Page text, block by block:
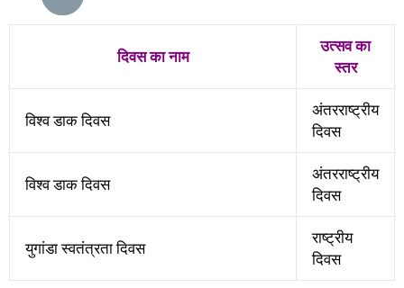
दिवस का नाम
उत्सव का
स्तर
विश्व डाक दिवस
अंतरराष्ट्रीय
दिवस
विश्व डाक दिवस
अंतरराष्ट्रीय
दिवस
युगांडा स्वतंत्रता दिवस
राष्ट्रीय
दिवस